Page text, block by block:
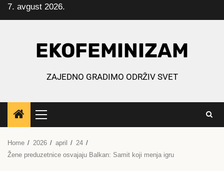
Skip
to
7. avgust 2026.
EKOFEMINIZAM
ZAJEDNO GRADIMO ODRŽIV SVET
Primary
Menu
Home 2026 april
24
Žene preduzetnice osvajaju Balkan: Samit koji menja igru